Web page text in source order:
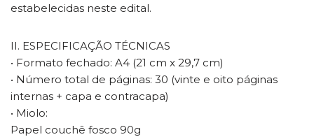
estabelecidas neste edital.
II. ESPECIFICAÇÃO TÉCNICAS
• Formato fechado: A4 (21 cm x 29,7 cm)
• Número total de páginas: 30 (vinte e oito páginas
internas + capa e contracapa)
• Miolo:
Papel couchê fosco 90g